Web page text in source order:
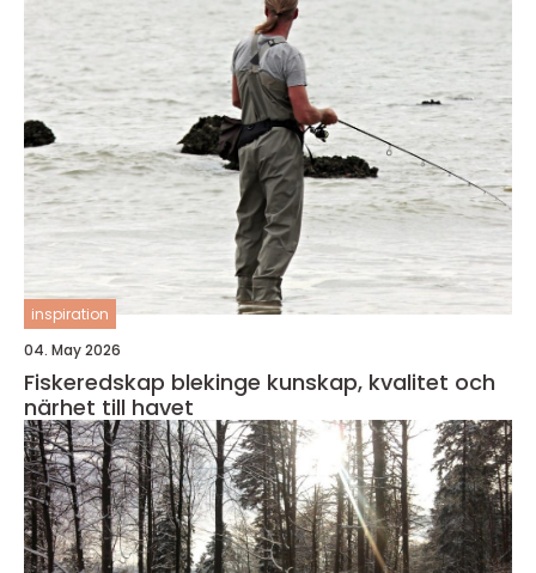
inspiration
04. May 2026
Fiskeredskap blekinge kunskap, kvalitet och
närhet till havet